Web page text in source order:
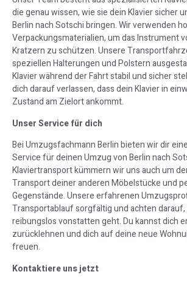
die genau wissen, wie sie dein Klavier sicher
Berlin nach Sotschi bringen. Wir verwenden
Verpackungsmaterialien, um das Instrument
Kratzern zu schützen. Unsere
speziellen Halterungen und Polstern
Klavier während der Fahrt stabil und sicher
dich darauf verlassen, dass dein Klavier in
Zustand am Zielort ankommt.
Unser Service für dich
Bei Umzugsfachmann Berlin bieten wir dir
Service für deinen Umzug von Berlin nach
Klaviertransport kümmern wir uns auch um
Transport deiner anderen Möbelstücke und
Gegenstände. Unsere erfahrenen
Transportablauf sorgfältig und achten darauf,
reibungslos vonstatten geht. Du kannst dich
zurücklehnen und dich auf deine neue
freuen.
Kontaktiere uns jetzt